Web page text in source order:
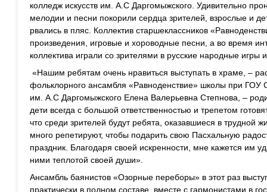
колледж искусств им. А.С Даргомыжского. Удивительно
мелодии и песни покорили сердца зрителей, взрослые и
рвались в пляс. Коллектив старшеклассников
произведения, игровые и хороводные песни, а во время
коллектива играли со зрителями в русские народные
«Нашим ребятам очень нравиться выступать в храме, –
фольклорного ансамбля «Равноденствие» школы при ГОУ
им. А.С Даргомыжского Елена Валерьевна Степнова, –
дети всегда с большой ответственностью и трепетом
что среди зрителей будут ребята, оказавшиеся в трудной
много репетируют, чтобы подарить свою Пасхальную
праздник. Благодаря своей искренности, мне кажется им
ними теплотой своей души».
Ансамбль баянистов «Озорные переборы» в этот раз
практически в полном составе, вместе с гармонистами в